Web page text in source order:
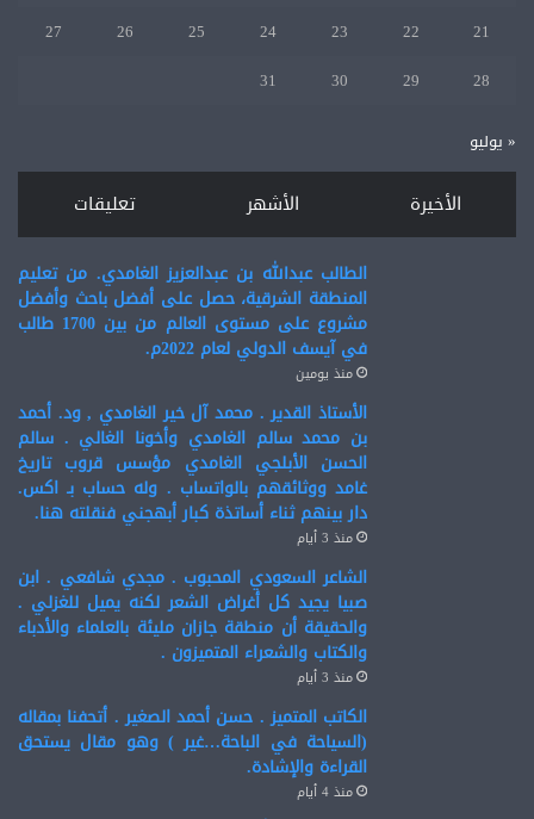
21
22
23
24
25
26
27
28
29
30
31
« يوليو
الأخيرة الأشهر تعليقات
الطالب عبدالله بن عبدالعزيز الغامدي. من تعليم
المنطقة الشرقية، حصل على أفضل باحث وأفضل
مشروع على مستوى العالم من بين 1700 طالب
في آيسف الدولي لعام 2022م.
منذ يومين
الأستاذ القدير . محمد آل خير الغامدي , ود. أحمد
بن محمد سالم الغامدي وأخونا الغالي . سالم
الحسن الأبلجي الغامدي مؤسس قروب تاريخ
غامد ووثائقهم بالواتساب . وله حساب بـ اكس.
دار بينهم ثناء أساتذة كبار أبهجني فنقلته هنا.
منذ 3 أيام
الشاعر السعودي المحبوب . مجدي شافعي . ابن
صبيا يجيد كل أغراض الشعر لكنه يميل للغزلي .
والحقيقة أن منطقة جازان مليئة بالعلماء والأدباء
والكتاب والشعراء المتميزون .
منذ 3 أيام
الكاتب المتميز . حسن أحمد الصغير . أتحفنا بمقاله
(السياحة في الباحة…غير ) وهو مقال يستحق
القراءة والإشادة.
منذ 4 أيام